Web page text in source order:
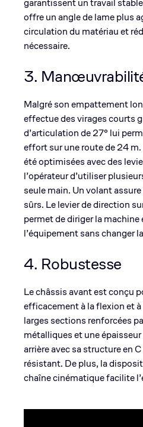
garantissent un travail
offre un angle de lame plus
circulation du matériau et
nécessaire.
3.
Malgré son empattement
effectue des virages courts
d’articulation de 27° lui
effort sur une route de 24
été optimisées avec des
l’opérateur d’utiliser
seule main. Un volant
sûrs. Le levier de direction
permet de diriger la
l’équipement sans changer
4. Robustesse
Le châssis avant est conçu
efficacement à la flexion et
larges sections renforcées
métalliques et une
arrière avec sa structure en
résistant. De plus, la
chaîne cinématique facilite